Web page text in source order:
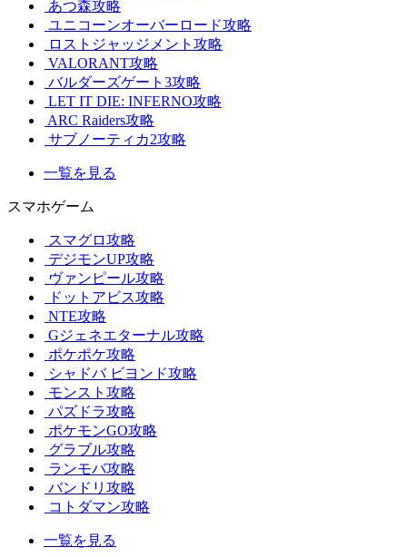
あつ森攻略
ユニコーンオーバーロード攻略
ロストジャッジメント攻略
VALORANT攻略
バルダーズゲート3攻略
LET IT DIE: INFERNO攻略
ARC Raiders攻略
サブノーティカ2攻略
一覧を見る
スマホゲーム
スマグロ攻略
デジモンUP攻略
ヴァンピール攻略
ドットアビス攻略
NTE攻略
Gジェネエターナル攻略
ポケポケ攻略
シャドバ ビヨンド攻略
モンスト攻略
パズドラ攻略
ポケモンGO攻略
グラブル攻略
ランモバ攻略
バンドリ攻略
コトダマン攻略
一覧を見る